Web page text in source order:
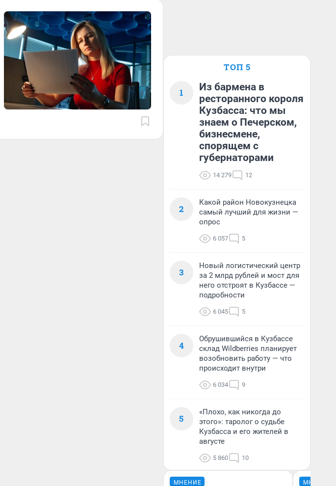
ТОП 5
1
Из бармена в
ресторанного короля
Кузбасса: что мы
знаем о Печерском,
бизнесмене,
спорящем с
губернаторами
14 279 12
2
Какой район Новокузнецка
самый лучший для жизни —
опрос
6 057 5
3
Новый логистический центр
за 2 млрд рублей и мост для
него отстроят в Кузбассе —
подробности
6 045 5
4
Обрушившийся в Кузбассе
склад Wildberries планирует
возобновить работу — что
происходит внутри
6 034 9
5
«Плохо, как никогда до
этого»: таролог о судьбе
Кузбасса и его жителей в
августе
5 860 10
МНЕНИЕ МНЕНИЕ